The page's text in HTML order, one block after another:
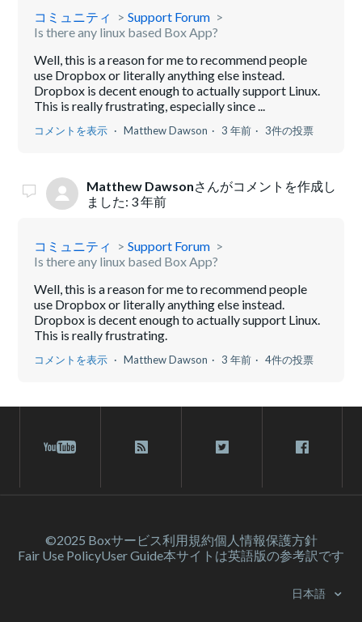
コミュニティ
Support Forum
Is there any linux based Box App?
Well, this is a reason for me to recommend people
use Dropbox or literally anything else instead.
Dropbox is decent enough to actually support Linux.
This is really frustrating, especially since ...
コメントを表示 Matthew Dawson 3 年前 3件の投票
Matthew Dawsonさんがコメントを作成し
ました: 3 年前
コミュニティ
Support Forum
Is there any linux based Box App?
Well, this is a reason for me to recommend people
use Dropbox or literally anything else instead.
Dropbox is decent enough to actually support Linux.
This is really frustrating.
コメントを表示 Matthew Dawson 3 年前 4件の投票
©2025 Boxサービス利⽤規約個人情報保護方針
Fair Use PolicyUser Guide本サイトは英語版の参考訳です
日本語